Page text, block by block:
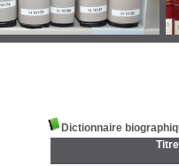
Dictionnaire